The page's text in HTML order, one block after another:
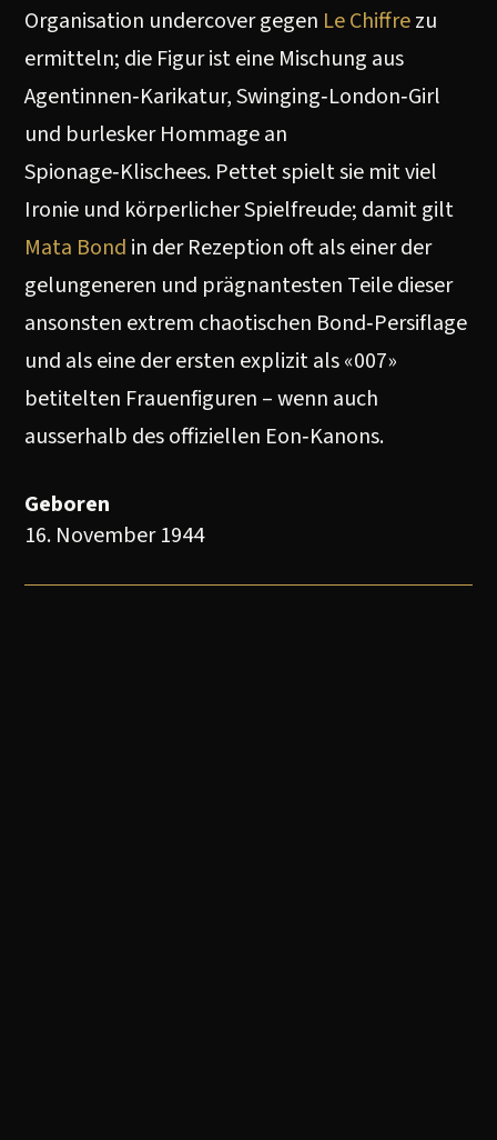
Organisation undercover gegen Le Chiffrezu
ermitteln; die Figur ist eine Mischung aus
Agentinnen‑Karikatur, Swinging‑London‑Girl
und burlesker Hommage an
Spionage‑Klischees. Pettet spielt sie mit viel
Ironie und körperlicher Spielfreude; damit gilt
Mata Bond in der Rezeption oft als einer der
gelungeneren und prägnantesten Teile dieser
ansonsten extrem chaotischen Bond‑Persiflage
und als eine der ersten explizit als «007»
betitelten Frauenfiguren – wenn auch
ausserhalb des offiziellen Eon‑Kanons.
Geboren
16. November 1944